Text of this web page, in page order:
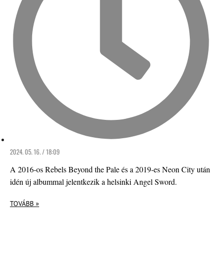
2024. 05. 16. / 18:09
A 2016-os Rebels Beyond the Pale és a 2019-es Neon City után
idén új albummal jelentkezik a helsinki Angel Sword.
TOVÁBB »